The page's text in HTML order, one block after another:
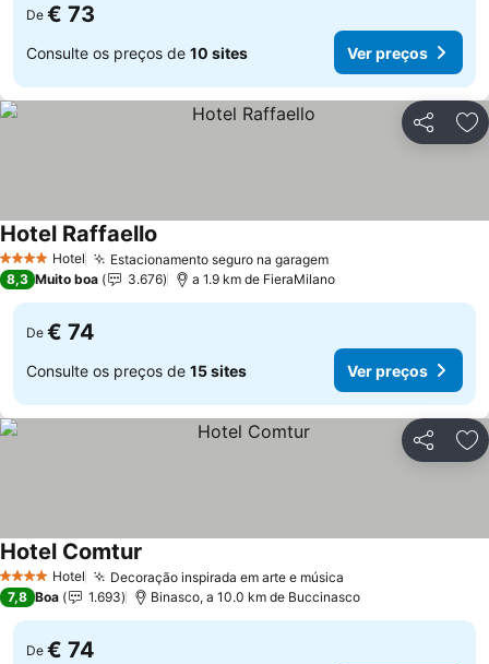
De € 73
Consulte os preços de 10 sites Ver preços
Partilhar
4 EstrelasHotel Estacionamento seguro na garagem
Hotel Raffaello
8,3 Muito boa 3.676 a 1.9 km de FieraMilano
De € 74
Consulte os preços de 15 sites Ver preços
Partilhar
4 EstrelasHotel Decoração inspirada em arte e música
Hotel Comtur
7,8 Boa 1.693 Binasco, a 10.0 km de Buccinasco
De € 74